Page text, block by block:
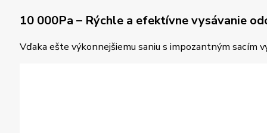
10 000Pa – Rýchle a efektívne vysávanie
Vďaka ešte výkonnejšiemu saniu s impozantným sacím